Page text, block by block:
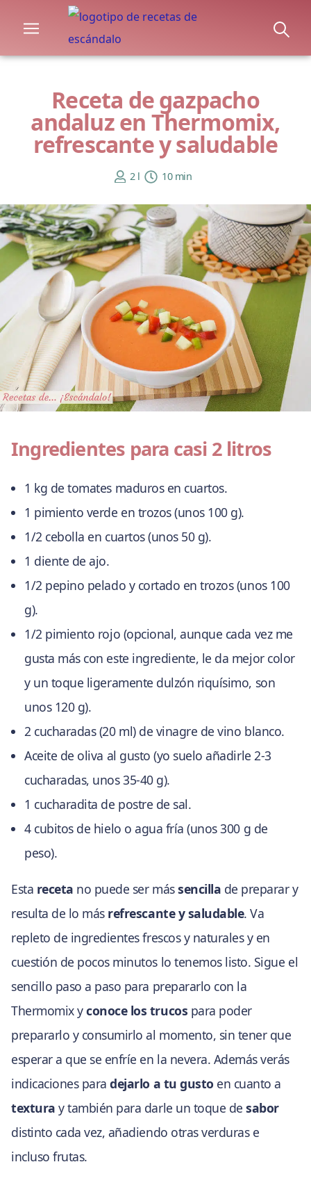
Receta de gazpacho
andaluz en Thermomix,
refrescante y saludable
2 l 10 min
Ingredientes para casi 2 litros
1 kg de tomates maduros en cuartos.
1 pimiento verde en trozos (unos 100 g).
1/2 cebolla en cuartos (unos 50 g).
1 diente de ajo.
1/2 pepino pelado y cortado en trozos (unos 100
g).
1/2 pimiento rojo (opcional, aunque cada vez me
gusta más con este ingrediente, le da mejor color
y un toque ligeramente dulzón riquísimo, son
unos 120 g).
2 cucharadas (20 ml) de vinagre de vino blanco.
Aceite de oliva al gusto (yo suelo añadirle 2-3
cucharadas, unos 35-40 g).
1 cucharadita de postre de sal.
4 cubitos de hielo o agua fría (unos 300 g de
peso).
Esta receta no puede ser mássencilla de preparar y
resulta de lo más refrescante y saludable. Va
repleto de ingredientes frescos y naturales y en
cuestión de pocos minutos lo tenemos listo. Sigue el
sencillo paso a paso para prepararlo con la
Thermomix yconoce los trucos para poder
prepararlo y consumirlo al momento, sin tener que
esperar a que se enfríe en la nevera. Además verás
indicaciones paradejarlo a tu gusto en cuanto a
textura y también para darle un toque desabor
distinto cada vez, añadiendo otras verduras e
incluso frutas.